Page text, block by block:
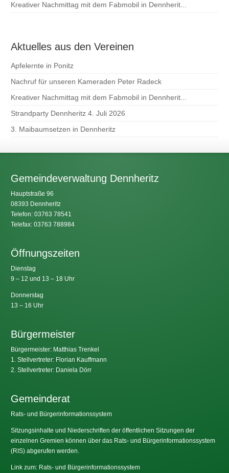
Kreativer Nachmittag mit dem Fabmobil in Dennherit...
Aktuelles aus den Vereinen
Apfelernte in Ponitz
Nachruf für unseren Kameraden Peter Radeck
Kreativer Nachmittag mit dem Fabmobil in Dennherit...
Strandparty Dennheritz 4. Juli 2026
3. Maibaumsetzen in Dennheritz
Gemeindeverwaltung Dennheritz
Hauptstraße 96
08393 Dennheritz
Telefon: 03763 78541
Telefax: 03763 788984
Öffnungszeiten
Dienstag
9 – 12 und 13 – 18 Uhr
Donnerstag
13 – 16 Uhr
Bürgermeister
Bürgermeister: Matthias Trenkel
1. Stellvertreter: Florian Kauffmann
2. Stellvertreter: Daniela Dörr
Gemeinderat
Rats- und Bürgerinformationssystem
Sitzungsinhalte und Niederschriften der öffentlichen Sitzungen der
einzelnen Gremien können über das Rats- und Bürgerinformationssystem
(RIS) abgerufen werden.
Link zum: Rats- und Bürgerinformationssystem